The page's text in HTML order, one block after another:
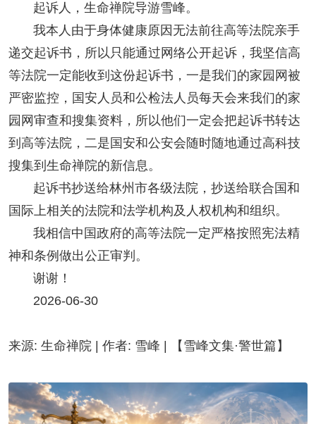
起诉人， 生命禅院导游雪峰。
我本人由于身体健康原因无法前往高等法院亲手
递交起诉书，所以只能通过网络公开起诉，我坚信高
等法院一定能收到这份起诉书，一是我们的家园 网被
严密监控，国安人员和公检法人员每天会来我们的家
园网审查和搜集资料，所以他们一定会把起诉书转达
到高等法院，二是国安和公安会随时随地通过高科技
搜集到生命禅院的新信息。
起诉书抄送给林州市各级法院，抄送给联合国和
国际上相关的法院和法学机构及人权机构和组织。
我相信中国政府的高等法院一定严格按照宪法精
神和条例做出公正审判。
谢谢！
2026-06-30
来源: 生命禅院 | 作者: 雪峰 | 【雪峰文集·警世篇】